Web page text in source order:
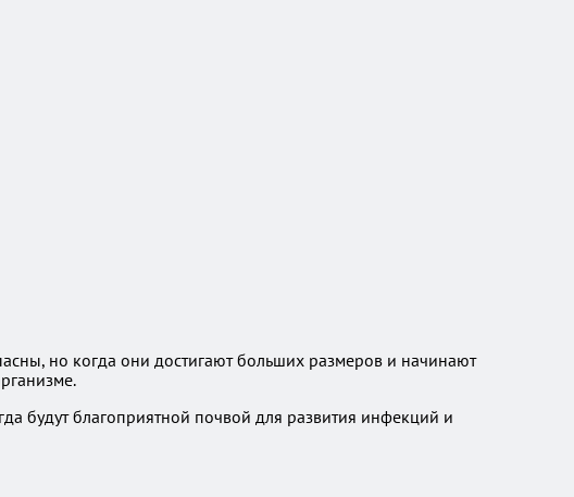
но когда они достигают больших размеров и начинают
будут благоприятной почвой для развития инфекций и